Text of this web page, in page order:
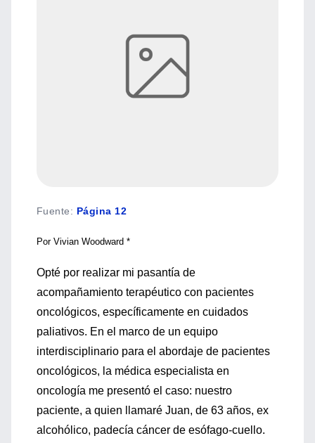
Fuente: Página 12
Por Vivian Woodward *
Opté por realizar mi pasantía de
acompañamiento terapéutico con pacientes
oncológicos, específicamente en cuidados
paliativos. En el marco de un equipo
interdisciplinario para el abordaje de pacientes
oncológicos, la médica especialista en
oncología me presentó el caso: nuestro
paciente, a quien llamaré Juan, de 63 años, ex
alcohólico, padecía cáncer de esófago-cuello.